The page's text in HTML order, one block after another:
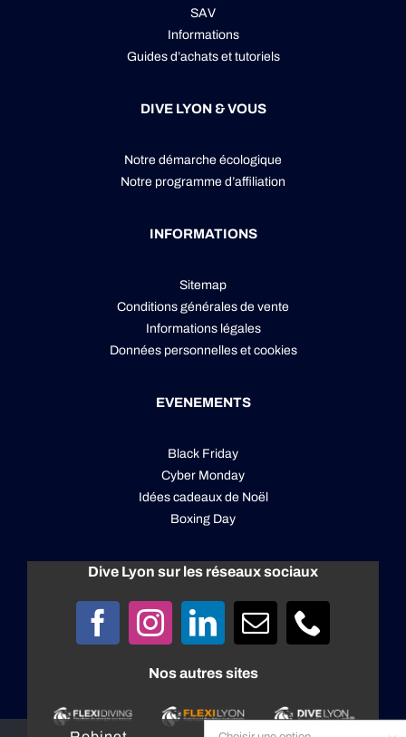
SAV
Informations
Guides d’achats et tutoriels
DIVE LYON & VOUS
Notre démarche écologique
Notre programme d’affiliation
INFORMATIONS
Sitemap
Conditions générales de vente
Informations légales
Données personnelleset cookies
EVENEMENTS
Black Friday
Cyber Monday
Idées cadeaux de Noël
Boxing Day
Dive Lyon sur les réseaux sociaux
Nos autres sites